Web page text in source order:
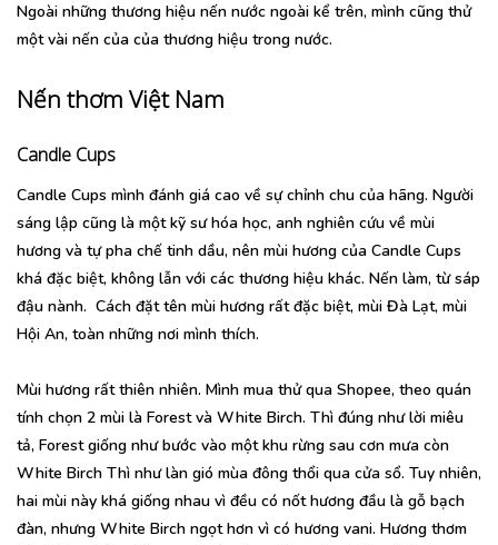
Ngoài những thương hiệu nến nước ngoài kể trên, mình cũng thử
một vài nến của của thương hiệu trong nước.
Nến thơm Việt Nam
Candle Cups
Candle Cups mình đánh giá cao về sự chỉnh chu của hãng. Người
sáng lập cũng là một kỹ sư hóa học, anh nghiên cứu về mùi
hương và tự pha chế tinh dầu, nên mùi hương của Candle Cups
khá đặc biệt, không lẫn với các thương hiệu khác. Nến làm, từ sáp
đậu nành. Cách đặt tên mùi hương rất đặc biệt, mùi Đà Lạt, mùi
Hội An, toàn những nơi mình thích.
Mùi hương rất thiên nhiên. Mình mua thử qua Shopee, theo quán
tính chọn 2 mùi là Forest và White Birch. Thì đúng như lời miêu
tả, Forest giống như bước vào một khu rừng sau cơn mưa còn
White Birch Thì như làn gió mùa đông thổi qua cửa sổ. Tuy nhiên,
hai mùi này khá giống nhau vì đều có nốt hương đầu là gỗ bạch
đàn, nhưng White Birch ngọt hơn vì có hương vani. Hương thơm